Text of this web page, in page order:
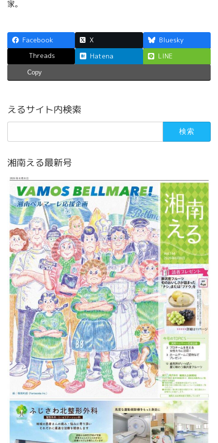
家。
Facebook X
Bluesky
Threads
Hatena LINE
Copy
えるサイト内検索
検
湘南える最新号